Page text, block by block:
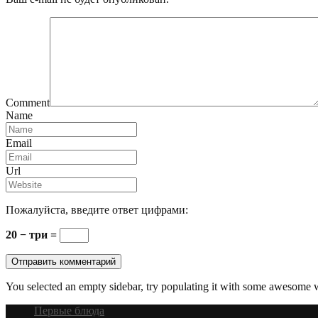
Comment
Name
Email
Url
Пожалуйста, введите ответ цифрами:
20 − три =
You selected an empty sidebar, try populating it with some awesome
Первые блюда